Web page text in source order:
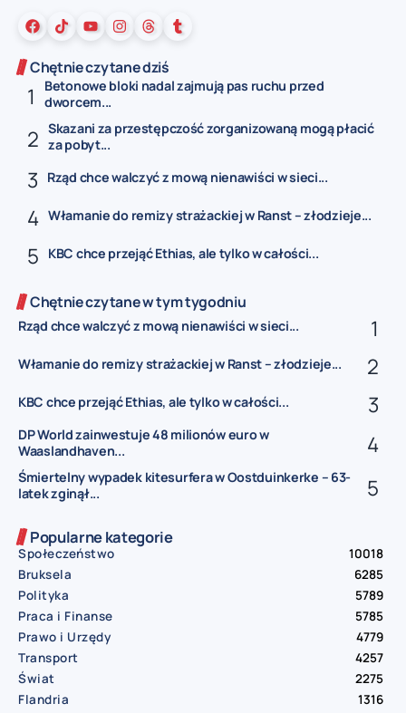
Chętnie czytane dziś
Betonowe bloki nadal zajmują pas ruchu przed
dworcem...
Skazani za przestępczość zorganizowaną mogą płacić
za pobyt...
Rząd chce walczyć z mową nienawiści w sieci...
Włamanie do remizy strażackiej w Ranst – złodzieje...
KBC chce przejąć Ethias, ale tylko w całości...
Chętnie czytane w tym tygodniu
Rząd chce walczyć z mową nienawiści w sieci...
Włamanie do remizy strażackiej w Ranst – złodzieje...
KBC chce przejąć Ethias, ale tylko w całości...
DP World zainwestuje 48 milionów euro w
Waaslandhaven...
Śmiertelny wypadek kitesurfera w Oostduinkerke – 63-
latek zginął...
Popularne kategorie
Społeczeństwo
10018
Bruksela
6285
Polityka
5789
Praca i Finanse
5785
Prawo i Urzędy
4779
Transport
4257
Świat
2275
Flandria
1316